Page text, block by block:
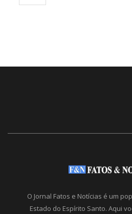
O Jornal Fatos e Notícias é um
Estado do Espírito Santo. Aqui